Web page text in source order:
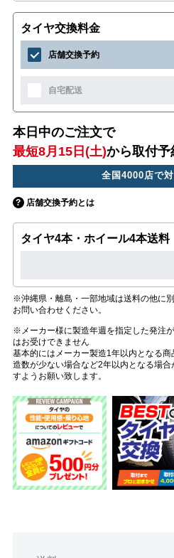
タイヤ交換料金
店舗交換予約
自宅配送
本日中のご注文で
最短8月15日(土)から取付予
全国4000店で
店舗交換予約とは
タイヤ4本・ホイール4本送料
※沖縄県・離島・一部地域は送料の他に
お問い合わせください。
※メーカー様に製造年週を指定した発注
はお受けできません
基本的にはメーカー製造1年以内となる
造数が少ない場合など2年以内となる場
すようお願い致します。